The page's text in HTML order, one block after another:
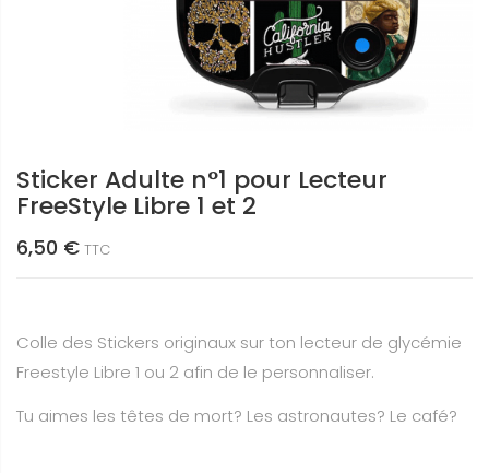
Sticker Adulte n°1 pour Lecteur
FreeStyle Libre 1 et 2
6,50 € TTC
Colle des Stickers originaux sur ton lecteur de glycémie
Freestyle Libre 1 ou 2 afin de le personnaliser.
Tu aimes les têtes de mort? Les astronautes? Le café?